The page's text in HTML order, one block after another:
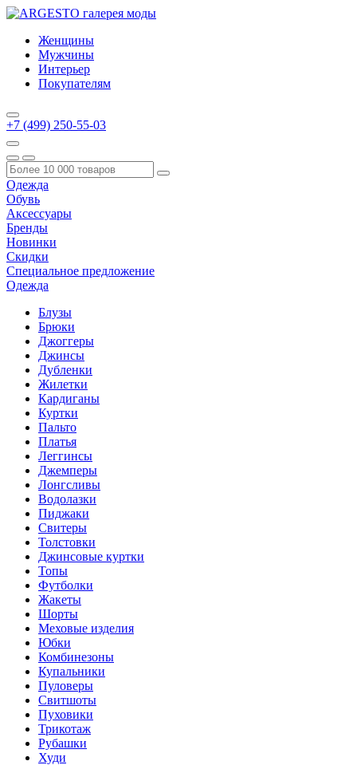
Женщины
Мужчины
Интерьер
Покупателям
+7 (499) 250-55-03
Одежда
Обувь
Аксессуары
Бренды
Новинки
Скидки
Специальное предложение
Одежда
Блузы
Брюки
Джоггеры
Джинсы
Дубленки
Жилетки
Кардиганы
Куртки
Пальто
Платья
Леггинсы
Джемперы
Лонгсливы
Водолазки
Пиджаки
Свитеры
Толстовки
Джинсовые куртки
Топы
Футболки
Жакеты
Шорты
Меховые изделия
Юбки
Комбинезоны
Купальники
Пуловеры
Свитшоты
Пуховики
Трикотаж
Рубашки
Худи